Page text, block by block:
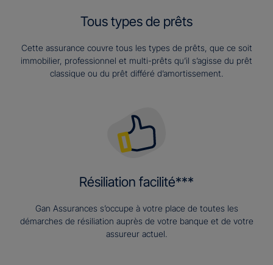
Tous types de prêts
Cette assurance couvre tous les types de prêts, que ce soit
immobilier, professionnel et multi-prêts qu’il s’agisse du prêt
classique ou du prêt différé d’amortissement.
Résiliation facilité***
Gan Assurances s’occupe à votre place de toutes les
démarches de résiliation auprès de votre banque et de votre
assureur actuel.